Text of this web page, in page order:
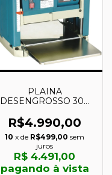
PLAINA
DESENGROSSO 304
WATTS - 2012NB -
MAKITA
R$4.990,00
10 x de R$499,00 sem
juros
R$ 4.491,00
pagando à vista